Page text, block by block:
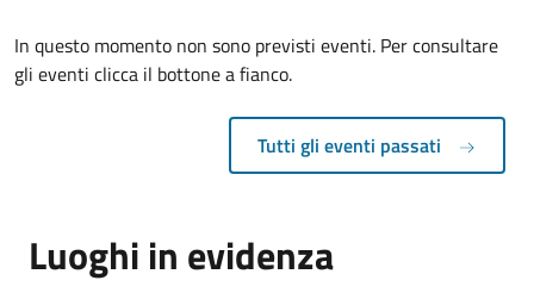
In questo momento non sono previsti eventi. Per consultare
gli eventi clicca il bottone a fianco.
Tutti gli eventi passati
Luoghi in evidenza